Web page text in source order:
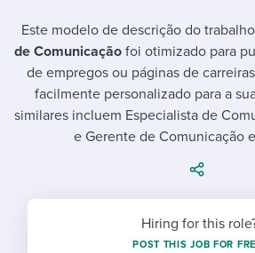
Evaluating
Working
Maintaining
Developing &
Ensuring
Finding and
Job description
Interview
Policy templates
Onboarding
Step-by-step
Free ebooks &
I WANT TO LEARN
Applying for a
Interview
Pay & benefits
Career
Modern working
Workable
Explore
Este modelo de descrição do
de Comunicação foi otimizado para
de empregos ou páginas de
facilmente personalizado para a
similares incluem Especialista de
e Gerente de Comunicação
Hiring for this
POST THIS JOB FOR